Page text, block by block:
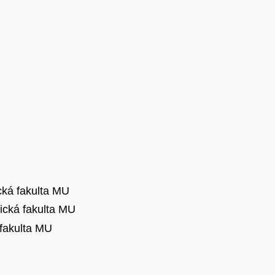
fakulta MU
fakulta MU
MU